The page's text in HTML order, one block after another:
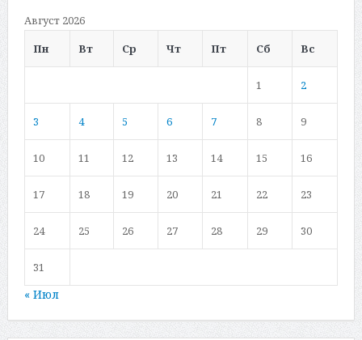
Август 2026
Пн
Вт Ср Чт Пт Сб Вс
1 2
3 4 5 6 7 8 9
10 11 12 13 14 15 16
17 18 19 20 21 22 23
24 25 26 27 28 29 30
31
« Июл